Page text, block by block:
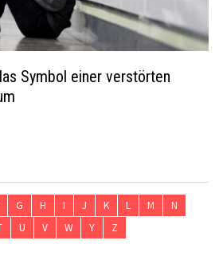
Symbol einer verstörten
G H I J K L M
N
U V W Y Z